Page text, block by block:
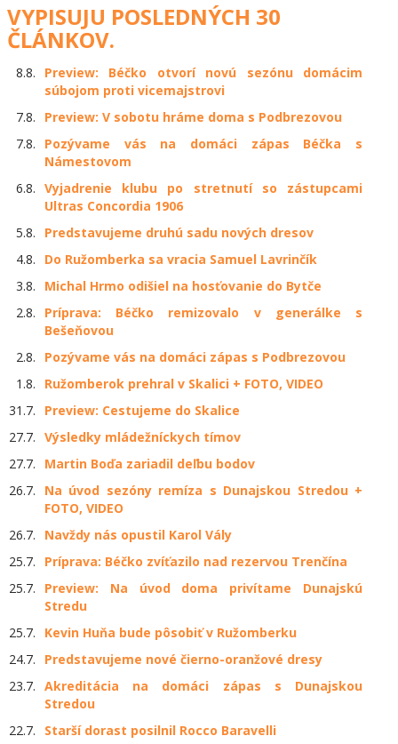
VYPISUJU POSLEDNÝCH 30
ČLÁNKOV.
8.8.
Preview: Béčko otvorí novú sezónu domácim
súbojom proti vicemajstrovi
7.8.
Preview: V sobotu hráme doma s Podbrezovou
7.8.
Pozývame vás na domáci zápas Béčka s
Námestovom
6.8. Vyjadrenie klubu po stretnutí so zástupcami
Ultras Concordia 1906
5.8.
Predstavujeme druhú sadu nových dresov
4.8.
Do Ružomberka sa vracia Samuel Lavrinčík
3.8.
Michal Hrmo odišiel na hosťovanie do Bytče
2.8.
Príprava: Béčko remizovalo v generálke s
Bešeňovou
2.8.
Pozývame vás na domáci zápas s Podbrezovou
1.8.
Ružomberok prehral v Skalici + FOTO, VIDEO
31.7.
Preview: Cestujeme do Skalice
27.7. Výsledky mládežníckych tímov
27.7.
Martin Boďa zariadil deľbu bodov
26.7.
Na úvod sezóny remíza s Dunajskou Stredou +
FOTO, VIDEO
26.7.
Navždy nás opustil Karol Vály
25.7.
Príprava: Béčko zvíťazilo nad rezervou Trenčína
25.7.
Preview: Na úvod doma privítame Dunajskú
Stredu
25.7.
Kevin Huňa bude pôsobiť v Ružomberku
24.7.
Predstavujeme nové čierno-oranžové dresy
23.7. Akreditácia na domáci zápas s Dunajskou
Stredou
22.7.
Starší dorast posilnil Rocco Baravelli